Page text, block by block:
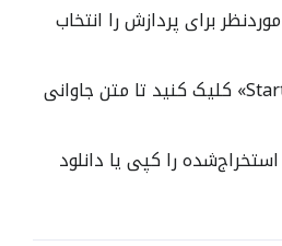
صفحه PDF موردنظر برای پردازش را انتخاب
روی «Start OCR» کلیک کنید تا متن جاوانی
را کپی یا دانلود